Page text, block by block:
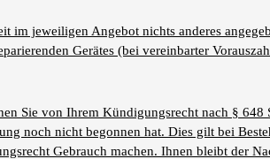
im jeweiligen Angebot nichts anderes
Gerätes (bei vereinbarter
Sie von Ihrem Kündigungsrecht nach §
noch nicht begonnen hat. Dies gilt bei
Gebrauch machen. Ihnen bleibt der